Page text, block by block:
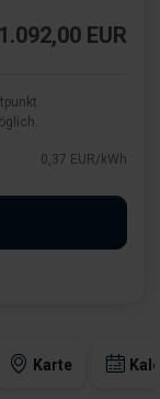
Karte
1.092,00 EUR
0,37 EUR/kWh